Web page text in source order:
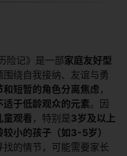
险记》是一部​​家庭友好型
绕自我接纳、友谊与勇
和短暂的角色分离焦虑​ ​，
于低龄观众的元素​​。因
童观看​​，特别是​​3岁及以上
较小的孩子（如3-5岁）​
的情节，可能需要家长